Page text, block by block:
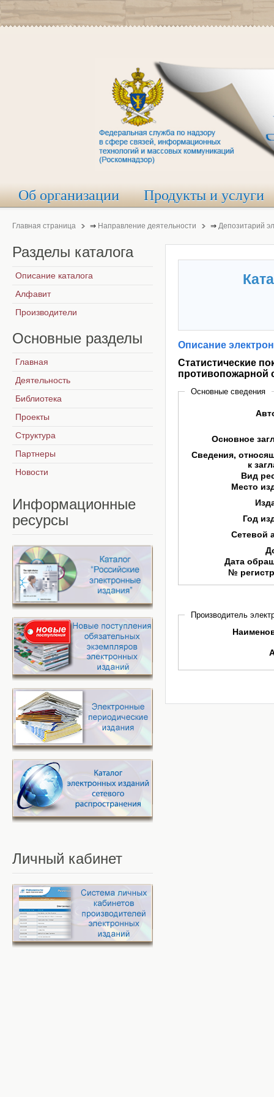
Об организации Продукты и услуги
Главная страница ⇒ Направление деятельности ⇒ Депозитарий
Описание
Статистические
Основные сведения
Основное
Сведения,
к
Вид
Место
Год
Сетевой
Дата
№
Производитель
Разделы каталога
Описание каталога
Алфавит
Производители
Основные разделы
Главная
Деятельность
Библиотека
Проекты
Структура
Партнеры
Новости
Информационные
ресурсы
Личный кабинет